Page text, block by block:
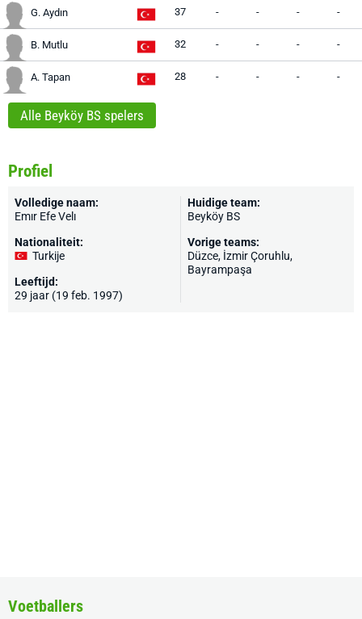
G. Aydın 37 - - - -
B. Mutlu 32 - - - -
A. Tapan 28 - - - -
Alle Beyköy BS spelers
Profiel
Volledige naam:
Emır Efe Velı
Nationaliteit:
Turkije
Leeftijd:
29 jaar (19 feb. 1997)
Huidige team:
Beyköy BS
Vorige teams:
Düzce, İzmir Çoruhlu,
Bayrampaşa
Voetballers